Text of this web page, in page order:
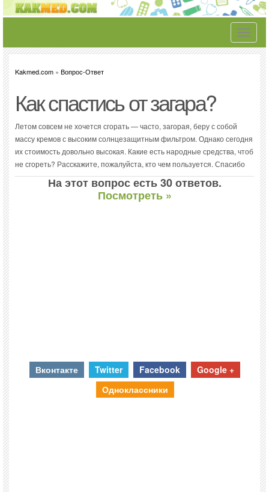
Toggle
Kakmed.com » Вопрос-Ответ
Как спастись от загара?
Летом совсем не хочется сгорать — часто, загорая, беру с собой
массу кремов с высоким солнцезащитным фильтром. Однако сегодня
их стоимость довольно высокая. Какие есть народные средства, чтоб
не сгореть? Расскажите, пожалуйста, кто чем пользуется. Спасибо
На этот вопрос есть 30 ответов.
Посмотреть »
Вконтакте Twitter Facebook
Google +
Одноклассники